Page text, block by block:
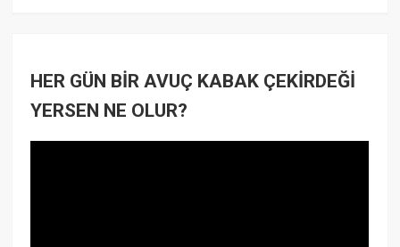
HER GÜN BİR AVUÇ KABAK ÇEKİRDEĞİ
YERSEN NE OLUR?